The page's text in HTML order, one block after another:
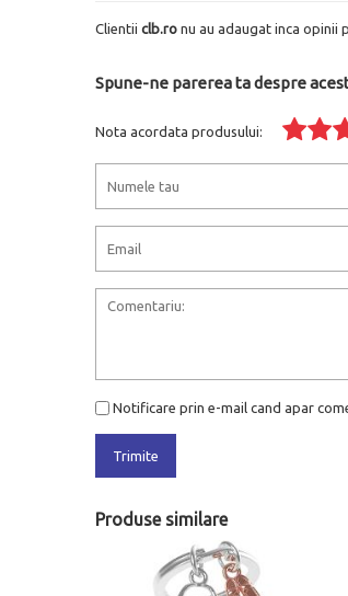
Clientii clb.ro nu au adaugat inca opinii
Spune-ne parerea ta despre
Nota acordata produsului:
Notificare prin e-mail cand apar
Trimite
Produse similare